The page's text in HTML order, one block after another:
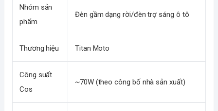
Nhóm sản
phẩm
Đèn gầm dạng rời/đèn trợ sáng ô tô
Thương hiệu Titan Moto
Công suất
Cos
~70W (theo công bố nhà sản xuất)